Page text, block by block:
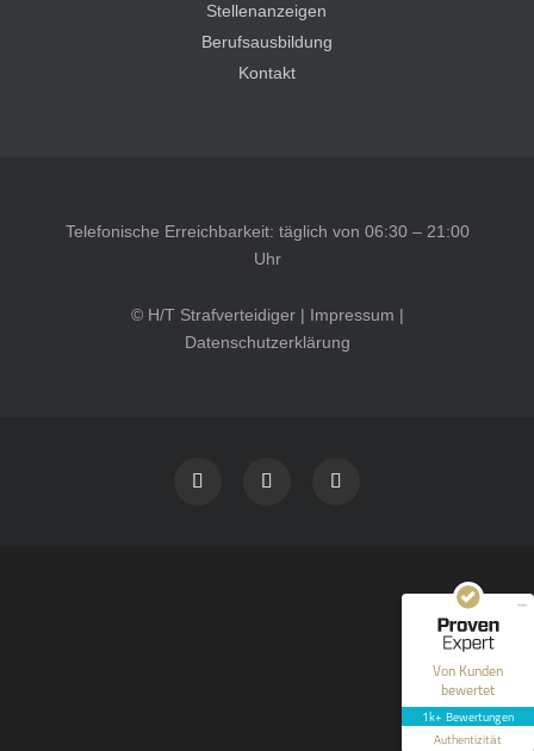
Stellenanzeigen
Berufsausbildung
Kontakt
Telefonische Erreichbarkeit: täglich von 06:30 – 21:00
Uhr
© H/T Strafverteidiger | Impressum |
Datenschutzerklärung
Von Kunden
bewertet
1k+ Bewertungen
Authentizität
40
Bewertungen auf
ProvenExpert.com
Blick aufs ProvenExpert-Profil werfen